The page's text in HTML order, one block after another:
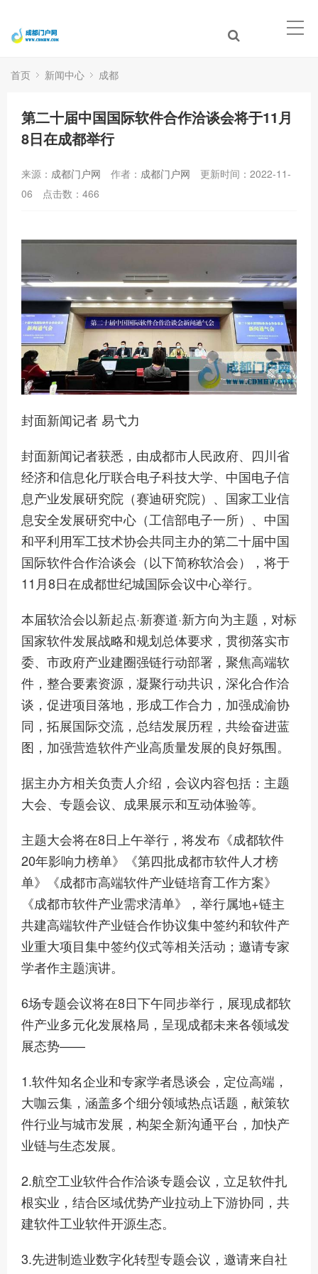
首页 新闻中心 成都
第二十届中国国际软件合作洽谈会将于11月
8日在成都举行
来源： 成都门户网 作者： 成都门户网
更新时间：2022-11-
06
点击数： 466
封面新闻记者 易弋力
封面新闻记者获悉，由成都市人民政府、四川省
经济和信息化厅联合电子科技大学、中国电子信
息产业发展研究院（赛迪研究院）、国家工业信
息安全发展研究中心（工信部电子一所）、中国
和平利用军工技术协会共同主办的第二十届中国
国际软件合作洽谈会（以下简称软洽会），将于
11月8日在成都世纪城国际会议中心举行。
本届软洽会以新起点·新赛道·新方向为主题，对标
国家软件发展战略和规划总体要求，贯彻落实市
委、市政府产业建圈强链行动部署，聚焦高端软
件，整合要素资源，凝聚行动共识，深化合作洽
谈，促进项目落地，形成工作合力，加强成渝协
同，拓展国际交流，总结发展历程，共绘奋进蓝
图，加强营造软件产业高质量发展的良好氛围。
据主办方相关负责人介绍，会议内容包括：主题
大会、专题会议、成果展示和互动体验等。
主题大会将在8日上午举行，将发布《成都软件
20年影响力榜单》《第四批成都市软件人才榜
单》《成都市高端软件产业链培育工作方案》
《成都市软件产业需求清单》，举行属地+链主
共建高端软件产业链合作协议集中签约和软件产
业重大项目集中签约仪式等相关活动；邀请专家
学者作主题演讲。
6场专题会议将在8日下午同步举行，展现成都软
件产业多元化发展格局，呈现成都未来各领域发
展态势——
1.软件知名企业和专家学者恳谈会，定位高端，
大咖云集，涵盖多个细分领域热点话题，献策软
件行业与城市发展，构架全新沟通平台，加快产
业链与生态发展。
2.航空工业软件合作洽谈专题会议，立足软件扎
根实业，结合区域优势产业拉动上下游协同，共
建软件工业软件开源生态。
3.先进制造业数字化转型专题会议，邀请来自社